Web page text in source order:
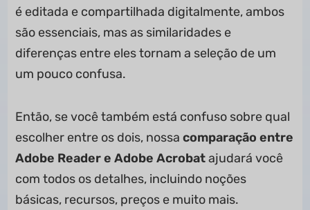
é editada e compartilhada digitalmente, ambos
são essenciais, mas as similaridades e
diferenças entre eles tornam a seleção de um
um pouco confusa.
Então, se você também está confuso sobre qual
escolher entre os dois, nossa comparação entre
Adobe Reader e Adobe Acrobatajudará você
com todos os detalhes, incluindo noções
básicas, recursos, preços e muito mais.